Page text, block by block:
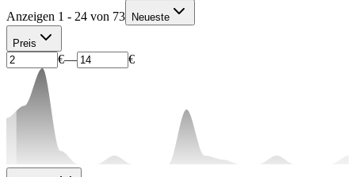
Anzeigen 1 - 24 von 73 Neueste
Preis
€— €